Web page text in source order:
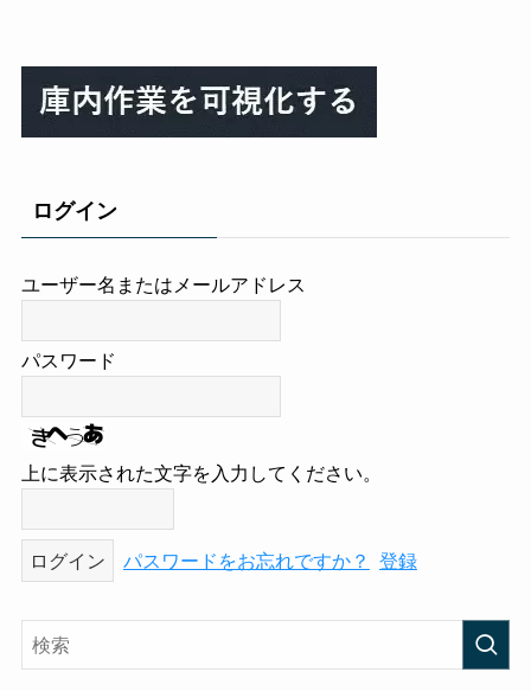
ログイン
ユーザー名またはメールアドレス
パスワード
上に表示された文字を入力してください。
パスワードをお忘れですか？ 登録